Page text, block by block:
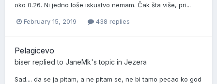
oko 0.26. Ni jedno loše iskustvo nemam. Čak šta više, pri...
February 15, 2019 438 replies
Pelagicevo
biser replied to JaneMk's topic in Jezera
Sad.... da se ja pitam, a ne pitam se, ne bi tamo pecao ko god